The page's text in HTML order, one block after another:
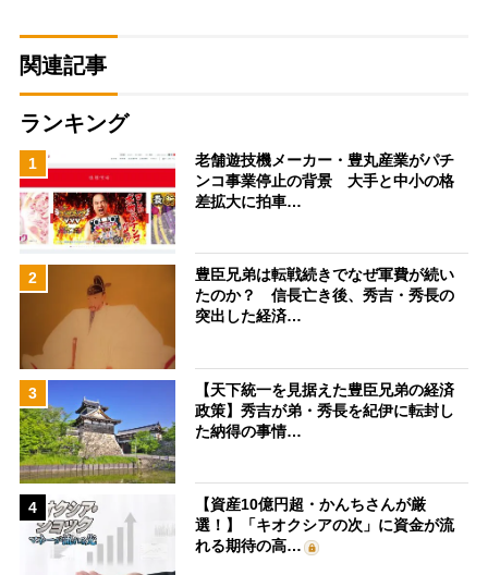
関連記事
ランキング
1
老舗遊技機メーカー・豊丸産業がパチ
ンコ事業停止の背景 大手と中小の格
差拡大に拍車…
2
豊臣兄弟は転戦続きでなぜ軍費が続い
たのか？ 信長亡き後、秀吉・秀長の
突出した経済…
3
【天下統一を見据えた豊臣兄弟の経済
政策】秀吉が弟・秀長を紀伊に転封し
た納得の事情…
4
【資産10億円超・かんちさんが厳
選！】「キオクシアの次」に資金が流
れる期待の高…